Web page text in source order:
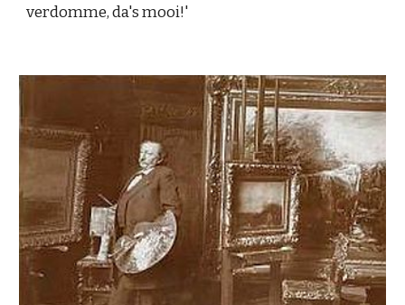
verdomme, da's mooi!'